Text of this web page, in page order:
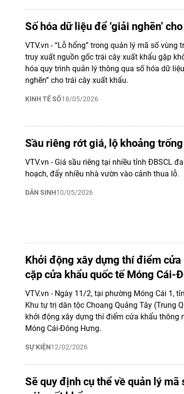
Số hóa dữ liệu để ‘giải nghẽn’
KINH TẾ SỐ18/05/2026
VTV.vn - “Lỗ hổng” trong quản lý mã số vùng
truy xuất nguồn gốc trái cây xuất khẩu gặp
hóa quy trình quản lý thông qua số hóa dữ
nghẽn” cho trái cây xuất khẩu.
Sầu riêng rớt giá, lộ khoảng
DÂN SINH10/05/2026
VTV.vn - Giá sầu riêng tại nhiều tỉnh ĐBSCL
hoạch, đẩy nhiều nhà vườn vào cảnh thua lỗ.
Khởi động xây dựng thí điểm
cặp cửa khẩu quốc tế Móng Cái-
SỰ KIỆN12/02/2026
VTV.vn - Ngày 11/2, tại phường Móng Cái 1,
Khu tự trị dân tộc Choang Quảng Tây (Trung
khởi động xây dựng thí điểm cửa khẩu thông
Móng Cái-Đông Hưng.
Sẽ quy định cụ thể về quản lý